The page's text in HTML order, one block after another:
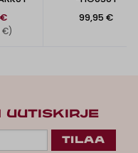
€)
99,95 €